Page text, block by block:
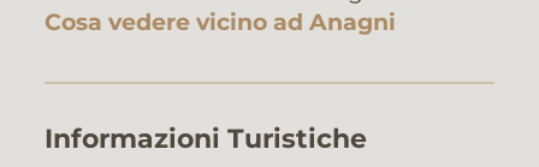
Cosa vedere vicino ad Anagni
Informazioni Turistiche